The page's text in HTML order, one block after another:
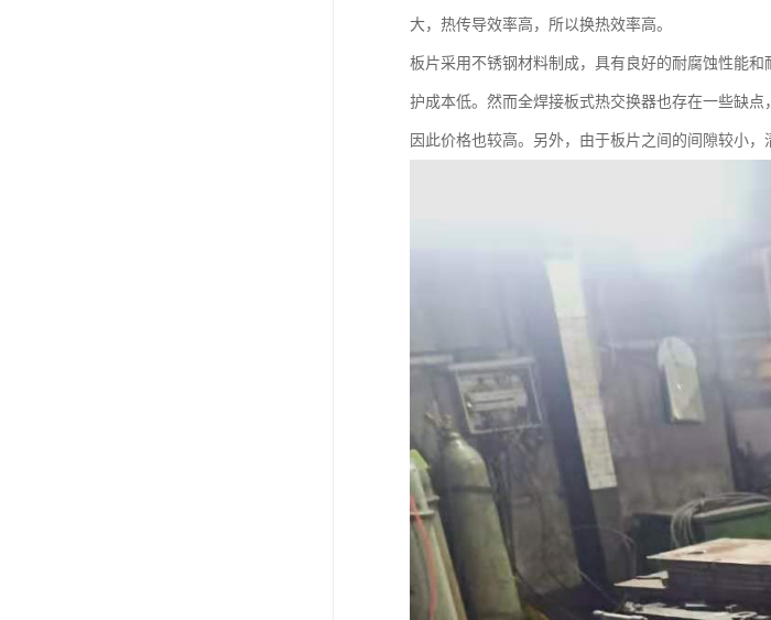
大，热传导效率高，所以换热效率高。
板片采用不锈钢材料制成，具有良好的耐腐蚀性能
护成本低。然而全焊接板式热交换器也存在一些缺
因此价格也较高。另外，由于板片之间的间隙较小